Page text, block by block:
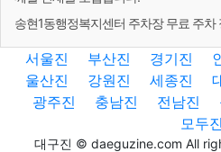
송현1동행정복지센터 주차장 무료 주차
서울진 부산진 경기진
울산진
강원진 세종진
광주진
충남진 전남진
모두진
대구진 © daeguzine.com All